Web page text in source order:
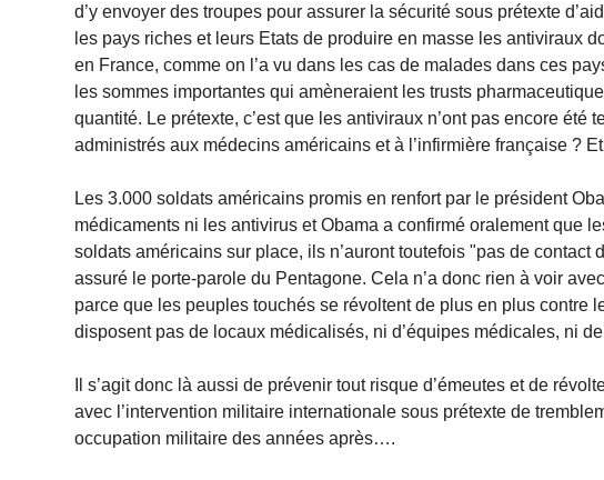
d’y envoyer des troupes pour assurer la sécurité sous prétexte
les pays riches et leurs Etats de produire en masse les antiviraux
en France, comme on l’a vu dans les cas de malades dans ces
les sommes importantes qui amèneraient les trusts
quantité. Le prétexte, c’est que les antiviraux n’ont pas encore été
administrés aux médecins américains et à l’infirmière française ?
Les 3.000 soldats américains promis en renfort par le président
médicaments ni les antivirus et Obama a confirmé oralement que
soldats américains sur place, ils n’auront toutefois "pas de contact
assuré le porte-parole du Pentagone. Cela n’a donc rien à voir
parce que les peuples touchés se révoltent de plus en plus contre
disposent pas de locaux médicalisés, ni d’équipes médicales, ni
Il s’agit donc là aussi de prévenir tout risque d’émeutes et de
avec l’intervention militaire internationale sous prétexte de
occupation militaire des années après….